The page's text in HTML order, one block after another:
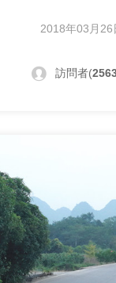
2018年03月26
訪問者(